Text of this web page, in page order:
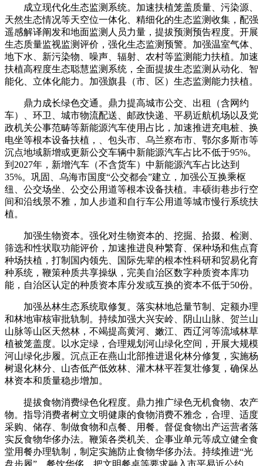
成立现代化生态监测系统。加速扶植笼盖质量、污染源、
天然生态情况等天空位一体化、精细化的生态监测收集，配强
遥感解译阐发和地面监测人员力量，提拔预测预告程度。开展
生态质量监视监测评价，强化生态监测预警。加强温室气体、
地下水、新污染物、噪声、辐射、农村等监测能力扶植。加速
扶植高程度生态聪慧监测系统，全面提拔生态监测从动化、智
能化、立体化能力。加强旗县（市、区）生态监测能力扶植。
鼎力成长绿色交通。鼎力提高城市公交、出租（含网约
车）、环卫、城市物流配送、邮政快递、平易近航机场以及党
政机关公事范畴等新能源汽车使用占比，加速推进充电桩、换
电坐等根本设备扶植，、包头市、乌兰察布市、鄂尔多斯市等
沉点地域新增或更新公交车辆中新能源汽车占比不低于95%。
到2027年，新增汽车（不含货车）中新能源汽车占比达到
35%。巩固、乌海市国度“公交都会”建立，加强公互换乘枢
纽、公交场坐、公交公用道等根本设备扶植。丰硕街巷步行空
间和沿线景不雅，加人步道和自行车公用道等城市慢行系统扶
植。
加强生物资本。强化对生物资本的、挖掘、拾掇、检测、
筛选和性状取功能评价，加速推进良种繁育、保种场和焦点育
种场扶植，打制国内领先、国际先辈的根本性科研和贸易化育
种系统，鞭策种质共享操纵，完美自治区数字种质资本库功
能，自治区认定的种质资本库分发或互换的资本不低于50份。
加强丛林生态系统取修复。落实林地总量节制、定额办理
和林地审核审批轨制。持续加强大兴安岭、阴山山脉、贺兰山
山脉等山区天然林，不竭提高黄河、嫩江、西辽河等流域林草
植被笼盖度。以水定绿，合理规划河山绿化空间，开展大规模
河山绿化步履。沉点正在燕山北部推进退化林分修复，实施杨
树退化林分、山杏低产低效林、灌木林平茬复壮修复，确保丛
林资本和质量稳步增加。
提拔食物消费绿色化程度。鼎力推广绿色无机食物、农产
物。指导消费者树立文明健康的食物消费不雅念，合理、适度
采购、储存、制做食物和点餐、用餐。督促食物出产运营者落
实反食物华侈办法。鞭策各类机关、企事业单元等成立健全食
堂用餐办理轨制，制定实施防止食物华侈办法。持续推进“光
盘步履”，餐饮华侈。把文明餐桌等要求融入市平易近公约、